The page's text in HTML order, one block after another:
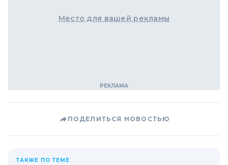
Место для вашей рекламы
ПОДЕЛИТЬСЯ НОВОСТЬЮ
ТАКЖЕ ПО ТЕМЕ